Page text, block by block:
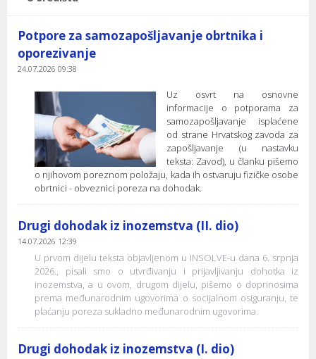
Potpore za samozapošljavanje obrtnika i
oporezivanje
24.07.2026 09:38
Uz osvrt na osnovne
informacije o potporama za
samozapošljavanje isplaćene
od strane Hrvatskog zavoda za
zapošljavanje (u nastavku
teksta: Zavod), u članku pišemo
o njihovom poreznom položaju, kada ih ostvaruju fizičke osobe
obrtnici - obveznici poreza na dohodak.
Drugi dohodak iz inozemstva (II. dio)
14.07.2026 12:39
U prvom dijelu teksta objavljenom u INSOLVE-u dana 6. srpnja
2026., pisali smo o utvrđivanju i prijavljivanju dohotka iz
inozemstva, a u ovom, drugom dijelu, pišemo o doprinosima
prema međunarodnim ugovorima o socijalnom osiguranju, te
plaćanju poreza sukladno međunarodnim ugovorima.
Drugi dohodak iz inozemstva (I. dio)